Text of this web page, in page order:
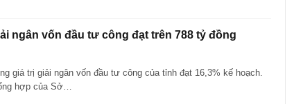
ngân vốn đầu tư công đạt trên 788 tỷ đồng
giá trị giải ngân vốn đầu tư công của tỉnh đạt 16,3% kế hoạch.
hợp của Sở…
cầu thay
nghiệp